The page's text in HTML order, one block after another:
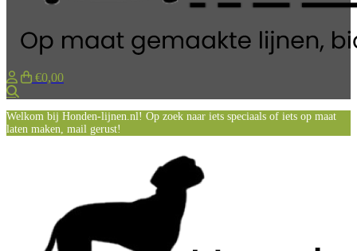
€0,00
Welkom bij Honden-lijnen.nl! Op zoek naar iets speciaals of iets op maat
laten maken, mail gerust!